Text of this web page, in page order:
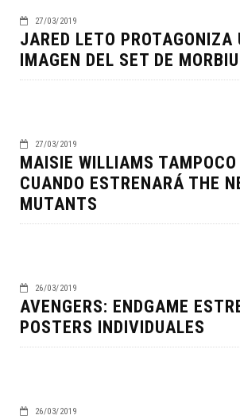
27/03/2019
JARED LETO PROTAGONIZA
IMAGEN DEL SET DE
27/03/2019
MAISIE WILLIAMS TAMPOCO
CUANDO ESTRENARÁ THE
MUTANTS
26/03/2019
AVENGERS: ENDGAME
POSTERS INDIVIDUALES
26/03/2019